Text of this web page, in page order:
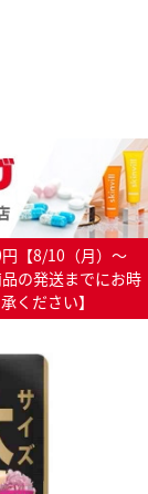
【8/10（月）～
の発送までにお時
ください】